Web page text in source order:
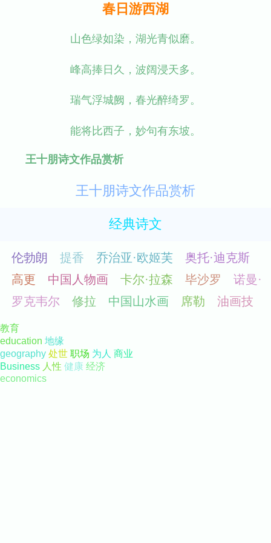
春日游西湖
山色绿如染，湖光青似磨。
峰高捧日久，波阔浸天多。
瑞气浮城阙，春光醉绮罗。
能将比西子，妙句有东坡。
王十朋诗文作品赏析
王十朋诗文作品赏析
经典诗文